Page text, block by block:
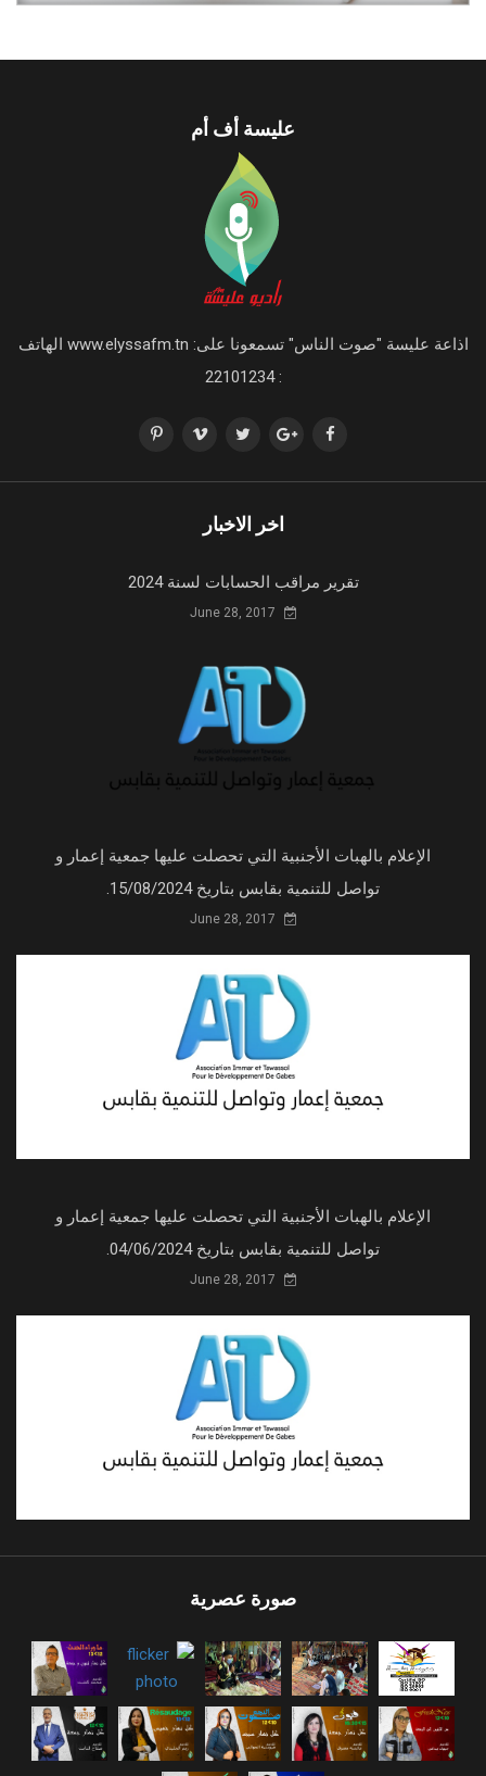
عليسة أف أم
اذاعة عليسة "صوت الناس" تسمعونا على: www.elyssafm.tn الهاتف
: 22101234
اخر الاخبار
تقرير مراقب الحسابات لسنة 2024
الإعلام بالهبات الأجنبية التي تحصلت عليها جمعية إعمار و
تواصل للتنمية بقابس بتاريخ 15/08/2024.
الإعلام بالهبات الأجنبية التي تحصلت عليها جمعية إعمار و
تواصل للتنمية بقابس بتاريخ 04/06/2024.
صورة عصرية